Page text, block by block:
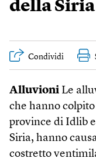
della Siria
Condividi
Alluvioni Le
che hanno
province di Idlib
Siria, hanno
costretto